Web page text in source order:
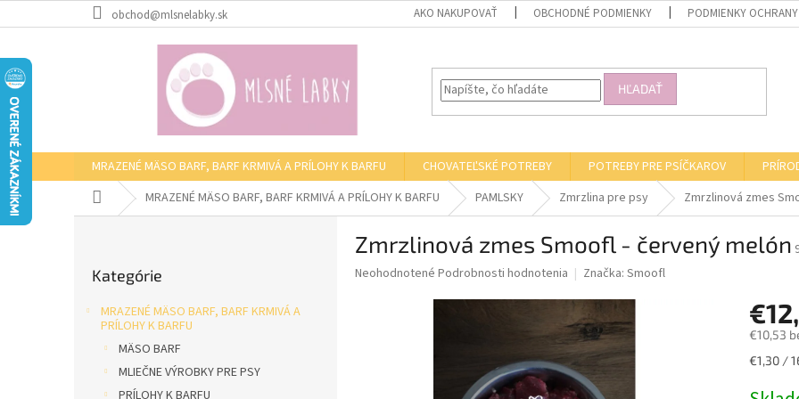
na
obchod@mlsnelabky.sk AKO NAKUPOVAŤ OBCHODNÉ PODMIENKY PODMIENKY OCHRANY
HĽADAŤ
MRAZENÉ MÄSO BARF, BARF KRMIVÁ A PRÍLOHY K BARFU CHOVATEĽSKÉ POTREBY POTREBY PRE PSÍČKAROV
DomovMRAZENÉ MÄSO BARF, BARF KRMIVÁ A PRÍLOHY K BARFU PAMLSKY Zmrzlina pre psy Zmrzlinová zmes
kategórie
Kategórie
MRAZENÉ MÄSO BARF, BARF KRMIVÁ A
PRÍLOHY K BARFU
MÄSO BARF
MLIEČNE VÝROBKY PRE PSY
PRÍLOHY K BARFU
Zmrzlinová zmes Smoofl - červený melón
Priemerné
Neohodnotené Podrobnosti hodnotenia Značka: Smoofl
€10,53
€1,30 /